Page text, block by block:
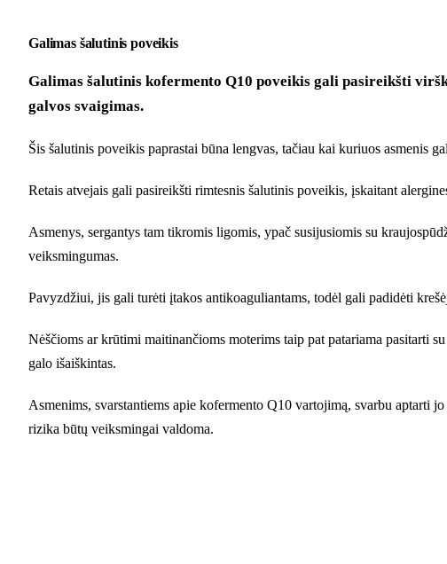
Galimas šalutinis poveikis
Galimas šalutinis kofermento Q10 poveikis gali pasireikšti
galvos svaigimas.
Šis šalutinis poveikis paprastai būna lengvas, tačiau kai kuriuos asmenis
Retais atvejais gali pasireikšti rimtesnis šalutinis poveikis, įskaitant
Asmenys, sergantys tam tikromis ligomis, ypač susijusiomis su
veiksmingumas.
Pavyzdžiui, jis gali turėti įtakos antikoaguliantams, todėl gali padidėti
Nėščioms ar krūtimi maitinančioms moterims taip pat patariama pasitarti
galo išaiškintas.
Asmenims, svarstantiems apie kofermento Q10 vartojimą, svarbu aptarti
rizika būtų veiksmingai valdoma.